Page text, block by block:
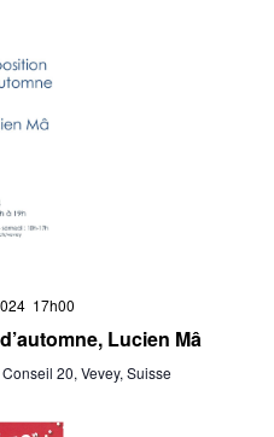
17h00
Lucien Mâ
20, Vevey, Suisse